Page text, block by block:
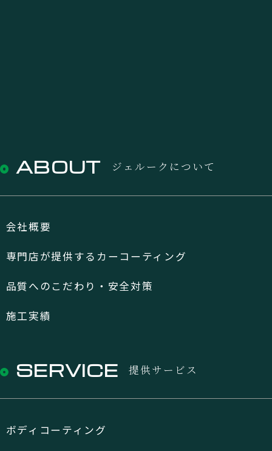
ABOUT ジェルークについて
会社概要
専門店が提供するカーコーティング
品質へのこだわり・安全対策
施工実績
SERVICE 提供サービス
ボディコーティング